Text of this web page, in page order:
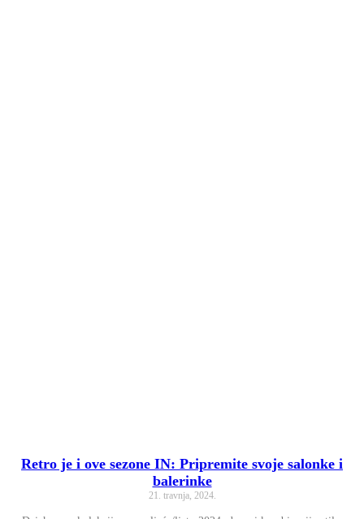
Retro je i ove sezone IN: Pripremite svoje salonke i
balerinke
21. travnja, 2024.